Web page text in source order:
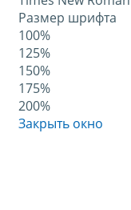
Размер шрифта
100%
125%
150%
175%
200%
Закрыть окно